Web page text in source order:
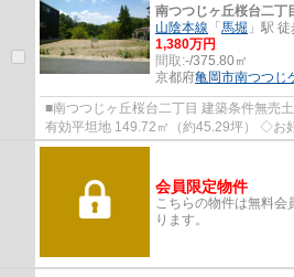
南つつじヶ丘桜台二丁
山陰本線 「馬堀 」駅
1,380万円
間取:-/375.80㎡
京都府亀岡市南つつじ
■南つつじヶ丘桜台二丁目 建築条件無売
有効平坦地 149.72㎡（約45.29坪） ◇お
にて建築して頂けます。 ◇物件より京阪
会員限定物件
こちらの物件は無料
ります。